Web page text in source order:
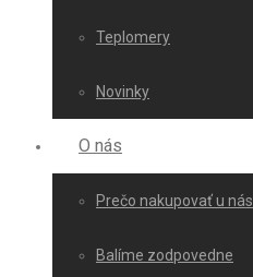
Teplomery
Novinky
O nás
Prečo nakupovať u nás
Balíme zodpovedne